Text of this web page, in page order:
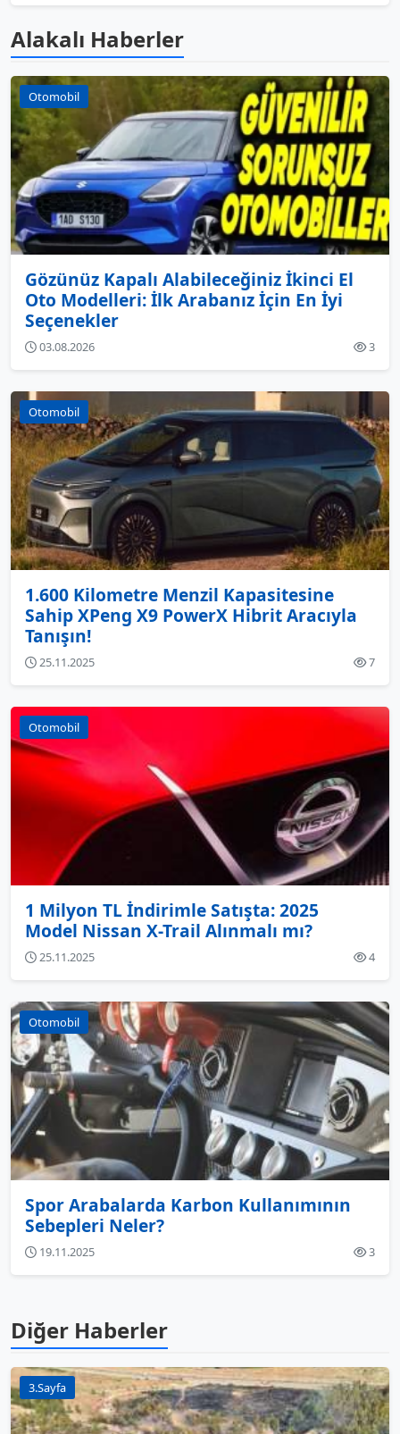
Alakalı Haberler
Otomobil
Gözünüz Kapalı Alabileceğiniz İkinci El
Oto Modelleri: İlk Arabanız İçin En İyi
Seçenekler
03.08.2026 3
Otomobil
1.600 Kilometre Menzil Kapasitesine
Sahip XPeng X9 PowerX Hibrit Aracıyla
Tanışın!
25.11.2025 7
Otomobil
1 Milyon TL İndirimle Satışta: 2025
Model Nissan X-Trail Alınmalı mı?
25.11.2025 4
Otomobil
Spor Arabalarda Karbon Kullanımının
Sebepleri Neler?
19.11.2025 3
Diğer Haberler
3.Sayfa